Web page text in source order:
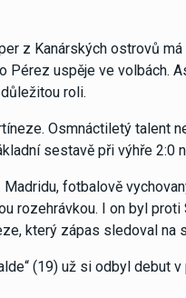
z Kanárských ostrovů
uspěje ve volbách.
roli.
Osmnáctiletý talent
sestavě při výhře 2:0
fotbalově
rozehrávkou. I on byl
který zápas sledoval na
(19) už si odbyl debut